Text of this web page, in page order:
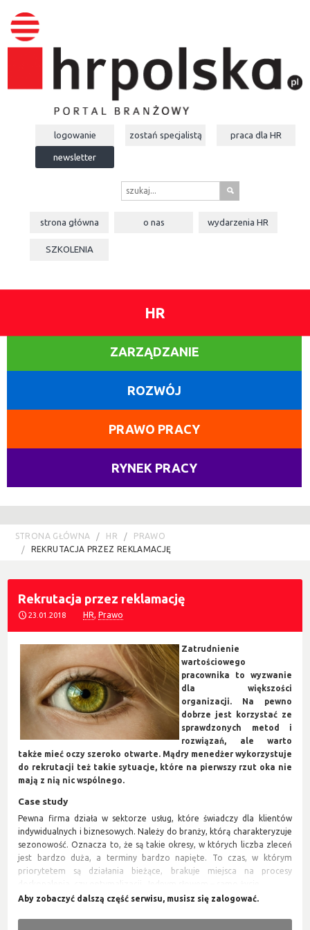
logowanie zostań specjalistą praca dla HR
newsletter
s
strona główna o nas wydarzeniaHR
SZKOLENIA
HR
ZARZĄDZANIE
ROZWÓJ
PRAWO PRACY
RYNEK PRACY
STRONA GŁÓWNA HR
PRAWO
REKRUTACJA PRZEZ REKLAMACJĘ
Rekrutacja przez reklamację
23.01.2018 HR,Prawo
Zatrudnienie
wartościowego
pracownika to wyzwanie
dla większości
organizacji. Na pewno
dobrze jest korzystać ze
sprawdzonych metod i
rozwiązań, ale warto
także mieć oczy szeroko otwarte. Mądry menedżer wykorzystuje
do rekrutacji też takie sytuacje, które na pierwszy rzut oka nie
mają z nią nic wspólnego.
Case study
Pewna firma działa w sektorze usług, które świadczy dla klientów
indywidualnych i biznesowych. Należy do branży, którą charakteryzuje
sezonowość. Oznacza to, że są takie okresy, w których liczba zleceń
jest bardzo duża, a terminy bardzo napięte. To czas, w którym
priorytetem są działania bieżące, brakuje miejsca na procesy
dość, że nie wiadomo w co ręce włożyć, to jeszcze zamiast dobrego